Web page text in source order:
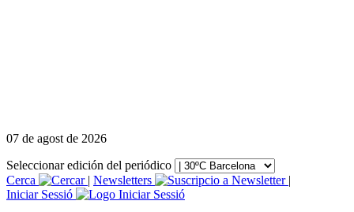
07 de agost de 2026
Seleccionar edición del periódico
Cerca
| Newsletters
|
Iniciar Sessió